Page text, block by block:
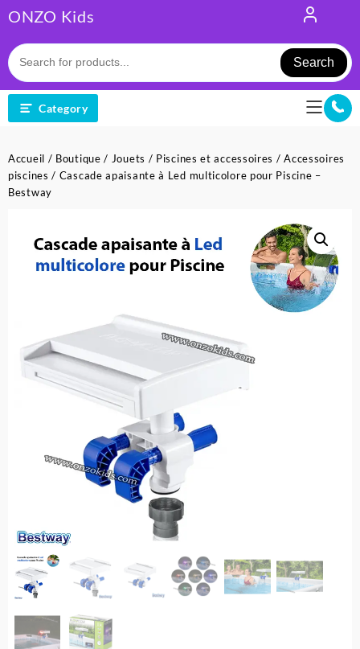
to
content
ONZO Kids
Search
Category
Accueil / Boutique / Jouets / Piscines et accessoires /Accessoires
piscines / Cascade apaisante à Led multicolore pour Piscine –
Bestway